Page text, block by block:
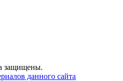
защищены.
данного сайта